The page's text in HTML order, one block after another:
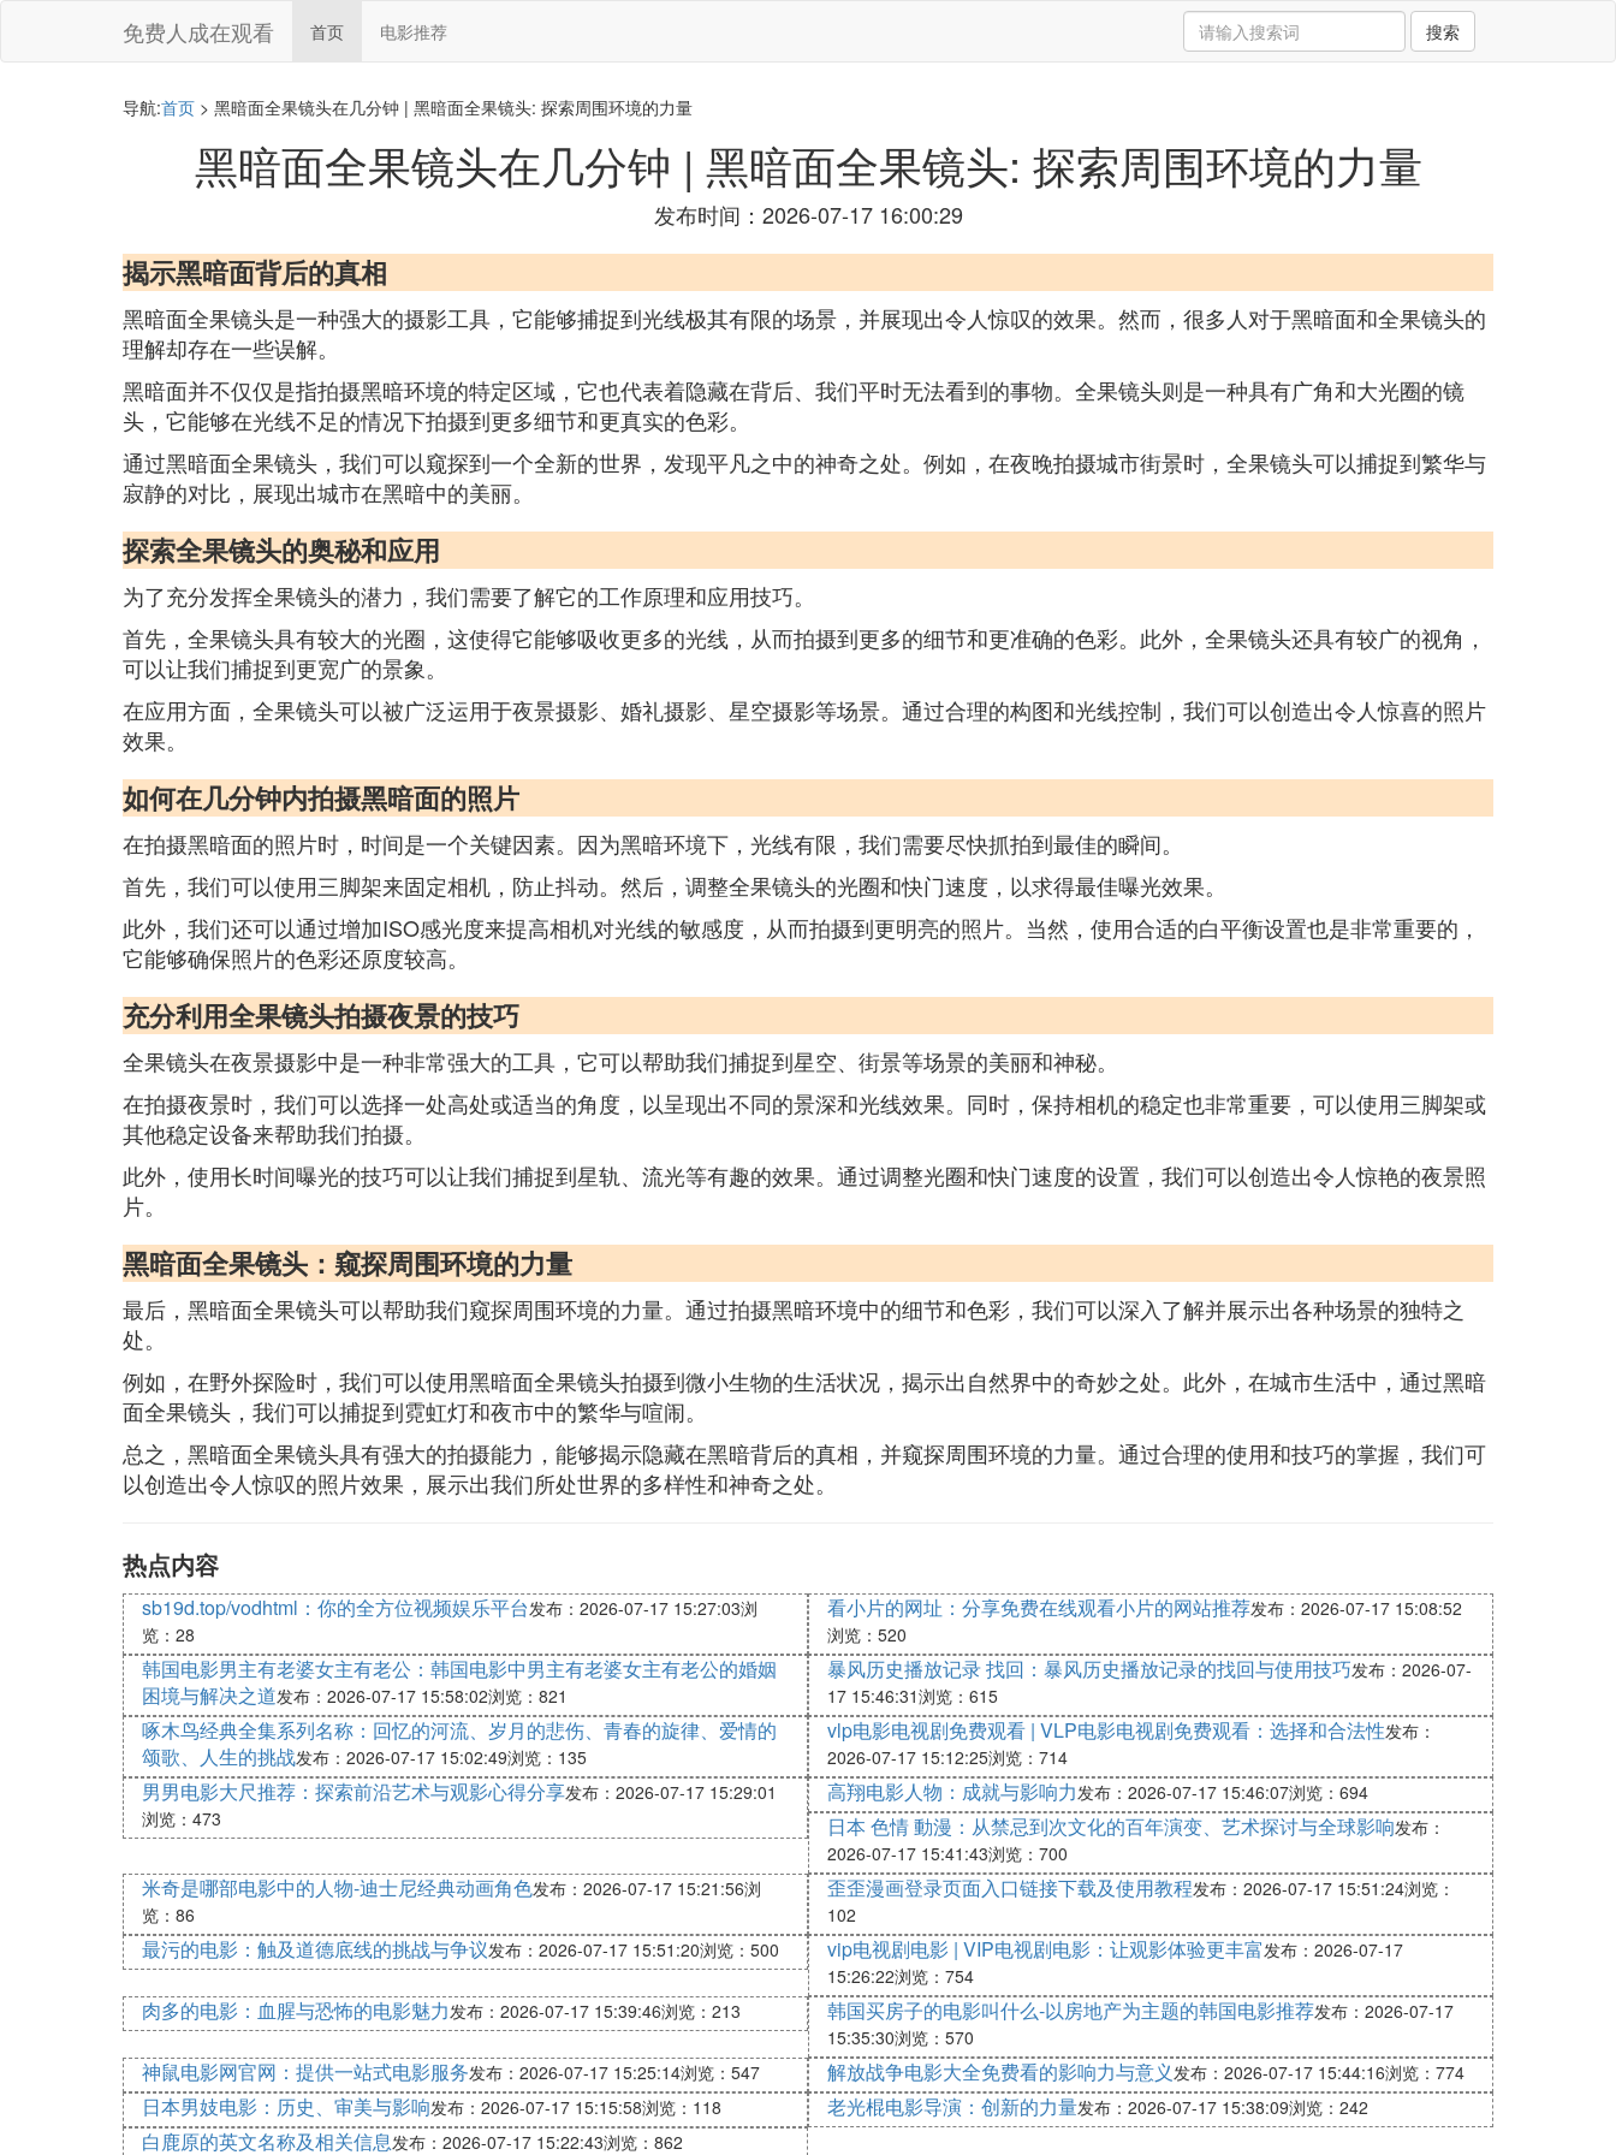
免费人成在观看 首页 电影推荐 搜索
导航:首页 > 黑暗面全果镜头在几分钟 | 黑暗面全果镜头: 探索周围环境的力量
黑暗面全果镜头在几分钟 | 黑暗面全果镜头: 探索周围环境的力量
发布时间：2026-07-17 16:00:29
揭示黑暗面背后的真相
黑暗面全果镜头是一种强大的摄影工具，它能够捕捉到光线极其有限的场景，并展现出令人惊叹的效果。然而，很多人对于黑暗面和全果镜头的
理解却存在一些误解。
黑暗面并不仅仅是指拍摄黑暗环境的特定区域，它也代表着隐藏在背后、我们平时无法看到的事物。全果镜头则是一种具有广角和大光圈的镜
头，它能够在光线不足的情况下拍摄到更多细节和更真实的色彩。
通过黑暗面全果镜头，我们可以窥探到一个全新的世界，发现平凡之中的神奇之处。例如，在夜晚拍摄城市街景时，全果镜头可以捕捉到繁华与
寂静的对比，展现出城市在黑暗中的美丽。
探索全果镜头的奥秘和应用
为了充分发挥全果镜头的潜力，我们需要了解它的工作原理和应用技巧。
首先，全果镜头具有较大的光圈，这使得它能够吸收更多的光线，从而拍摄到更多的细节和更准确的色彩。此外，全果镜头还具有较广的视角，
可以让我们捕捉到更宽广的景象。
在应用方面，全果镜头可以被广泛运用于夜景摄影、婚礼摄影、星空摄影等场景。通过合理的构图和光线控制，我们可以创造出令人惊喜的照片
效果。
如何在几分钟内拍摄黑暗面的照片
在拍摄黑暗面的照片时，时间是一个关键因素。因为黑暗环境下，光线有限，我们需要尽快抓拍到最佳的瞬间。
首先，我们可以使用三脚架来固定相机，防止抖动。然后，调整全果镜头的光圈和快门速度，以求得最佳曝光效果。
此外，我们还可以通过增加ISO感光度来提高相机对光线的敏感度，从而拍摄到更明亮的照片。当然，使用合适的白平衡设置也是非常重要的，
它能够确保照片的色彩还原度较高。
充分利用全果镜头拍摄夜景的技巧
全果镜头在夜景摄影中是一种非常强大的工具，它可以帮助我们捕捉到星空、街景等场景的美丽和神秘。
在拍摄夜景时，我们可以选择一处高处或适当的角度，以呈现出不同的景深和光线效果。同时，保持相机的稳定也非常重要，可以使用三脚架或
其他稳定设备来帮助我们拍摄。
此外，使用长时间曝光的技巧可以让我们捕捉到星轨、流光等有趣的效果。通过调整光圈和快门速度的设置，我们可以创造出令人惊艳的夜景照
片。
黑暗面全果镜头：窥探周围环境的力量
最后，黑暗面全果镜头可以帮助我们窥探周围环境的力量。通过拍摄黑暗环境中的细节和色彩，我们可以深入了解并展示出各种场景的独特之
处。
例如，在野外探险时，我们可以使用黑暗面全果镜头拍摄到微小生物的生活状况，揭示出自然界中的奇妙之处。此外，在城市生活中，通过黑暗
面全果镜头，我们可以捕捉到霓虹灯和夜市中的繁华与喧闹。
总之，黑暗面全果镜头具有强大的拍摄能力，能够揭示隐藏在黑暗背后的真相，并窥探周围环境的力量。通过合理的使用和技巧的掌握，我们可
以创造出令人惊叹的照片效果，展示出我们所处世界的多样性和神奇之处。
热点内容
sb19d.top/vodhtml：你的全方位视频娱乐平台发布：2026-07-17 15:27:03浏
览：28
看小片的网址：分享免费在线观看小片的网站推荐发布：2026-07-17 15:08:52
浏览：520
韩国电影男主有老婆女主有老公：韩国电影中男主有老婆女主有老公的婚姻
困境与解决之道发布：2026-07-17 15:58:02浏览：821
暴风历史播放记录 找回：暴风历史播放记录的找回与使用技巧发布：2026-07-
17 15:46:31浏览：615
啄木鸟经典全集系列名称：回忆的河流、岁月的悲伤、青春的旋律、爱情的
颂歌、人生的挑战发布：2026-07-17 15:02:49浏览：135
vlp电影电视剧免费观看 | VLP电影电视剧免费观看：选择和合法性发布：
2026-07-17 15:12:25浏览：714
男男电影大尺推荐：探索前沿艺术与观影心得分享发布：2026-07-17 15:29:01
浏览：473
高翔电影人物：成就与影响力发布：2026-07-17 15:46:07浏览：694
日本 色情 動漫：从禁忌到次文化的百年演变、艺术探讨与全球影响发布：
2026-07-17 15:41:43浏览：700
米奇是哪部电影中的人物-迪士尼经典动画角色发布：2026-07-17 15:21:56浏
览：86
歪歪漫画登录页面入口链接下载及使用教程发布：2026-07-17 15:51:24浏览：
102
最污的电影：触及道德底线的挑战与争议发布：2026-07-17 15:51:20浏览：500 vip电视剧电影 | VIP电视剧电影：让观影体验更丰富发布：2026-07-17
15:26:22浏览：754
肉多的电影：血腥与恐怖的电影魅力发布：2026-07-17 15:39:46浏览：213 韩国买房子的电影叫什么-以房地产为主题的韩国电影推荐发布：2026-07-17
15:35:30浏览：570
神鼠电影网官网：提供一站式电影服务发布：2026-07-17 15:25:14浏览：547 解放战争电影大全免费看的影响力与意义发布：2026-07-17 15:44:16浏览：774
日本男妓电影：历史、审美与影响发布：2026-07-17 15:15:58浏览：118 老光棍电影导演：创新的力量发布：2026-07-17 15:38:09浏览：242
白鹿原的英文名称及相关信息发布：2026-07-17 15:22:43浏览：862